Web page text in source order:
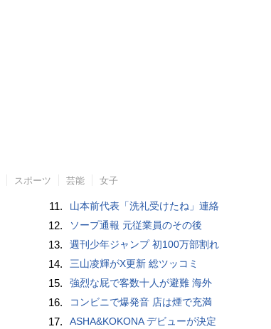
スポーツ 芸能 女子
11. 山本前代表「洗礼受けたね」連絡
12. ソープ通報 元従業員のその後
13. 週刊少年ジャンプ 初100万部割れ
14. 三山凌輝がX更新 総ツッコミ
15. 強烈な屁で客数十人が避難 海外
16. コンビニで爆発音 店は煙で充満
17. ASHA&KOKONA デビューが決定